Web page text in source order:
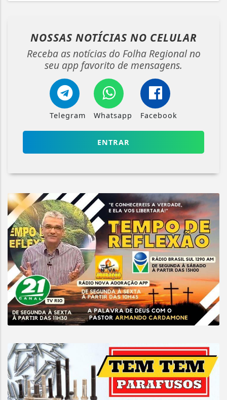
NOSSAS NOTÍCIAS NO CELULAR
Receba as notícias do Folha Regional no
seu app favorito de mensagens.
Telegram Whatsapp Facebook
ENTRAR